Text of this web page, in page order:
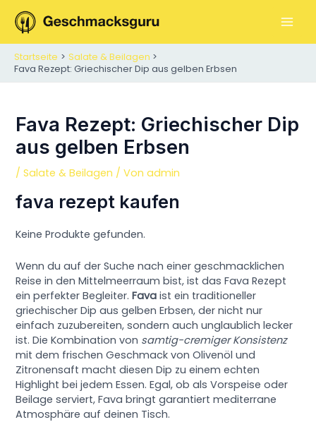
Inhalt
springen
N
Startseite
Salate & Beilagen
Fava Rezept: Griechischer Dip aus gelben Erbsen
Fava Rezept: Griechischer Dip
aus gelben Erbsen
/Salate & Beilagen / Vonadmin
fava rezept kaufen
Keine Produkte gefunden.
Wenn du auf der Suche nach einer geschmacklichen
Reise in den Mittelmeerraum bist, ist das Fava Rezept
ein perfekter Begleiter.Fava ist ein traditioneller
griechischer Dip aus gelben Erbsen, der nicht nur
einfach zuzubereiten, sondern auch unglaublich lecker
ist. Die Kombination von samtig-cremiger Konsistenz
mit dem frischen Geschmack von Olivenöl und
Zitronensaft macht diesen Dip zu einem echten
Highlight bei jedem Essen. Egal, ob als Vorspeise oder
Beilage serviert, Fava bringt garantiert mediterrane
Atmosphäre auf deinen Tisch.